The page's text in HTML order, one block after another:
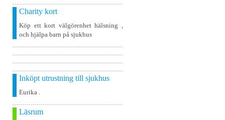
Charity kort
Köp ett kort välgörenhet hälsning ,
och hjälpa barn på sjukhus
Inköpt utrustning till sjukhus
Eurika .
Läsrum